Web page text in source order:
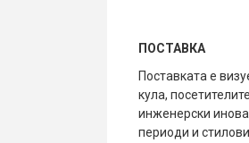
ПОСТАВКА
Поставката е
кула,
инженерски
периоди и